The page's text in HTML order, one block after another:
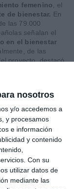
nosotros
y/o accedemos a
y procesamos
e información
y contenido
Con su
utilizar datos de
mediante las
femenino , el
de bienestar. En
las 79.000
señalan el
en el bienestar
de las
proyecto, destacó
autoeficacia
su propia
un bienestar
de 7. Esta cifra
los grupos
emprendedores
con
emprendedoras-,
varones que